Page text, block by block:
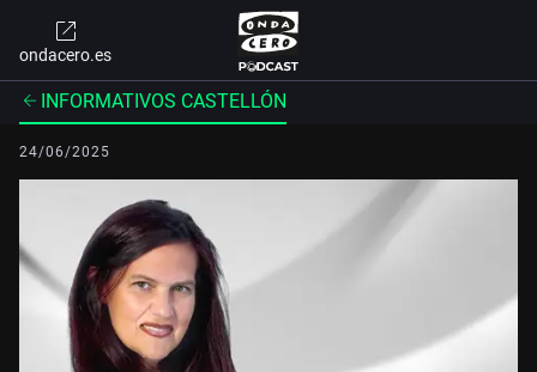
ondacero.es
INFORMATIVOS CASTELLÓN
24/06/2025